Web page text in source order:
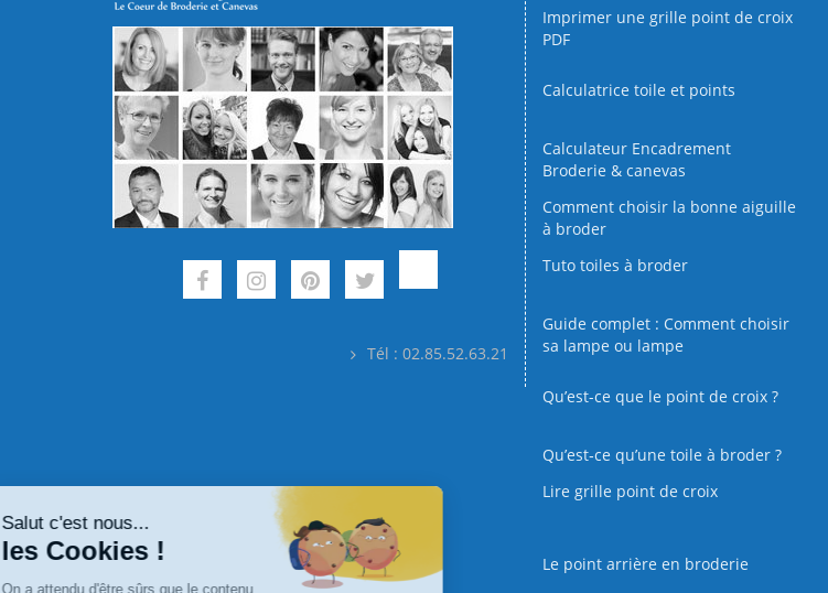
Tél : 02.85.52.63.21
Imprimer une grille point de croix
PDF
Calculatrice toile et points
Calculateur Encadrement
Broderie & canevas
Comment choisir la bonne aiguille
à broder
Tuto toiles à broder
Guide complet : Comment choisir
sa lampe ou lampe
Qu’est-ce que le point de croix ?
Qu’est‑ce qu’une toile à broder ?
Lire grille point de croix
Le point arrière en broderie